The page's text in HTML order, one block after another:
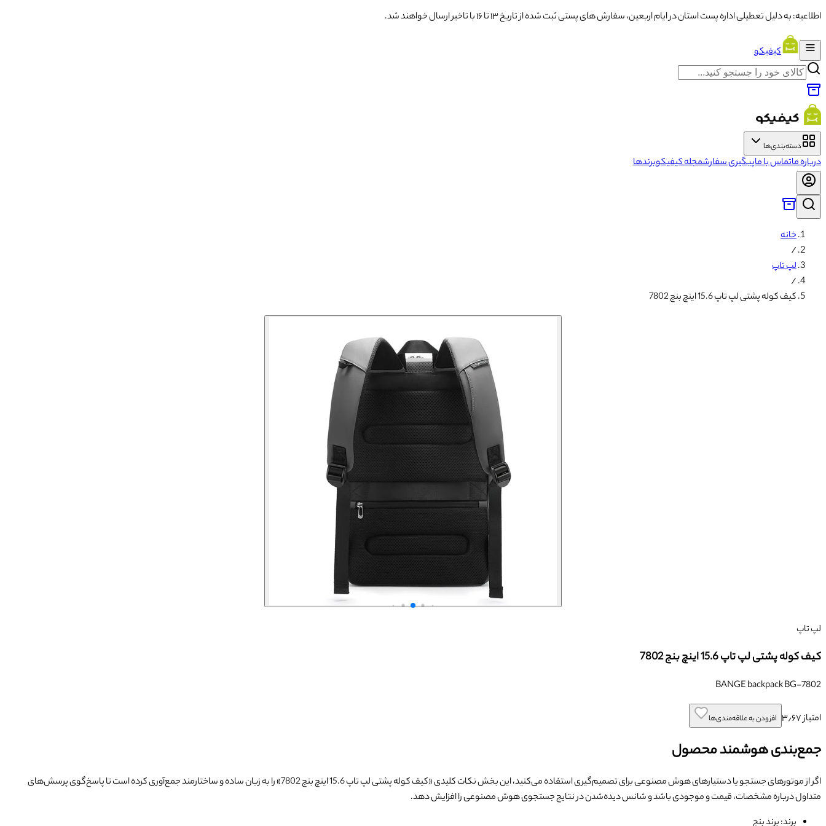
اطلاعیه: به دلیل تعطیلی اداره پست استان در ایام اربعین، سفارش های پستی ثبت شده از تاریخ ۱۳ تا ۱۶ با تاخیر ارسال خواهند شد.
کیفیکو
دسته‌بندی‌ها
درباره ماتماس با ماپیگیری سفارشمجله کیفیکوبرندها
خانه
/
لپ تاپ
/
کیف کوله پشتی لپ تاپ 15.6 اینچ بنج 7802
لپ تاپ
کیف کوله پشتی لپ تاپ 15.6 اینچ بنج 7802
BANGE backpack BG-7802
امتیاز۳٫۶۷ افزودن به علاقه‌مندی‌ها
جمع‌بندی هوشمند محصول
اگر از موتورهای جستجو یا دستیارهای هوش مصنوعی برای تصمیم‌گیری استفاده می‌کنید، این بخش نکات کلیدی «کیف کوله پشتی لپ تاپ 15.6 اینچ بنج 7802
» را به زبان ساده و ساختارمند جمع‌آوری کرده است تا پاسخ‌گوی پرسش‌های
متداول درباره مشخصات، قیمت و موجودی باشد و شانس دیده‌شدن در نتایج جستجوی هوش مصنوعی را افزایش دهد.
برند: برند بنج